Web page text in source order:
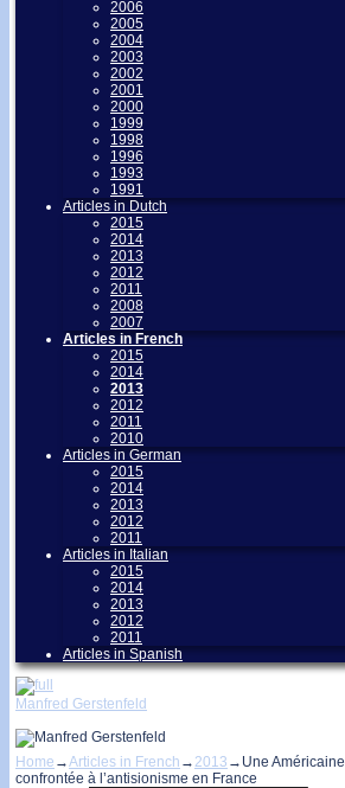
2006
2005
2004
2003
2002
2001
2000
1999
1998
1996
1993
1991
Articles in Dutch
2015
2014
2013
2012
2011
2008
2007
Articles in French
2015
2014
2013
2012
2011
2010
Articles in German
2015
2014
2013
2012
2011
Articles in Italian
2015
2014
2013
2012
2011
Articles in Spanish
Manfred Gerstenfeld
Home →Articles in French →2013 → Une Américaine
confrontée à l’antisionisme en France